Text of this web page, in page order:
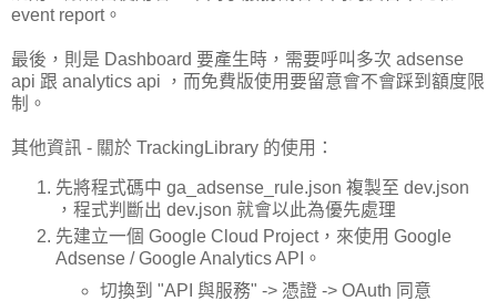
event report。
最後，則是 Dashboard 要產生時，需要呼叫多次 adsense
api 跟 analytics api ，而免費版使用要留意會不會踩到額度限
制。
其他資訊 - 關於 TrackingLibrary 的使用：
先將程式碼中 ga_adsense_rule.json 複製至 dev.json
，程式判斷出 dev.json 就會以此為優先處理
先建立一個 Google Cloud Project，來使用 Google
Adsense / Google Analytics API。
切換到 "API 與服務" -> 憑證 -> OAuth 同意